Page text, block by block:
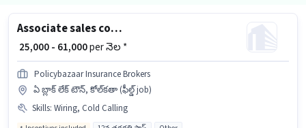
Associate sales consultant
₹ 25,000 - 61,000per నెల *
Policybazaar Insurance Brokers
ఏ బ్లాక్ లేక్ టౌన్, కోల్‌కతా (ఫీల్డ్ job)
Skills: Wiring, Cold Calling